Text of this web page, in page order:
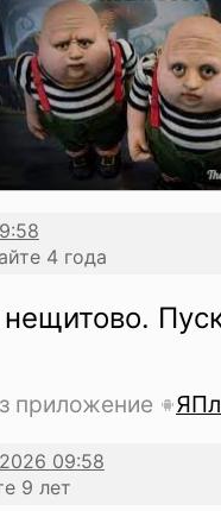
4 года
нещитово.
приложение
9 лет